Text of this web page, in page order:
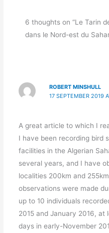
6 thoughts on “Le Tarin
dans le Nord-est du
ROBERT MINSHULL
17 SEPTEMBER 2019
A great article to which I
I have been recording bird
facilities in the Algerian
several years, and I have
localities 200km and
observations were made
up to 10 individuals
2015 and January 2016,
days in early-November